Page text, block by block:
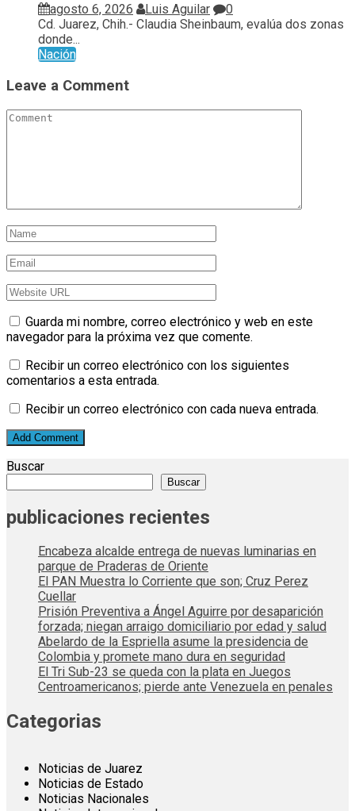
agosto 6, 2026 Luis Aguilar
0
Cd. Juarez, Chih.- Claudia Sheinbaum, evalúa ⁠dos zonas
donde...
Nación
Leave a Comment
Guarda mi nombre, correo electrónico y web en este
navegador para la próxima vez que comente.
Recibir un correo electrónico con los siguientes
comentarios a esta entrada.
Recibir un correo electrónico con cada nueva entrada.
Buscar
Buscar
publicaciones recientes
Encabeza alcalde entrega de nuevas luminarias en
parque de Praderas de Oriente
El PAN Muestra lo Corriente que son; Cruz Perez
Cuellar
Prisión Preventiva a Ángel Aguirre por desaparición
forzada; niegan arraigo domiciliario por edad y salud
Abelardo de la Espriella asume la presidencia de
Colombia y promete mano dura en seguridad
El Tri Sub-23 se queda con la plata en Juegos
Centroamericanos; pierde ante Venezuela en penales
Categorias
Noticias de Juarez
Noticias de Estado
Noticias Nacionales